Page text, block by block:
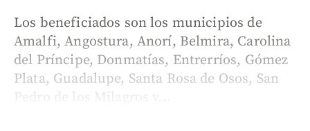
Los beneficiados son los municipios de
Amalfi, Angostura, Anorí, Belmira, Carolina
del Príncipe, Donmatías, Entrerríos, Gómez
Plata, Guadalupe, Santa Rosa de Osos, San
Pedro de los Milagros y...